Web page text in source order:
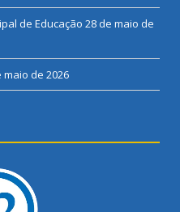
de Educação 28 de maio de
maio de 2026